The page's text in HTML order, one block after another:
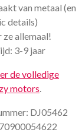
van metaal (en
details)
ze allemaal!
3-9 jaar
de volledige
motors.
DJ05462